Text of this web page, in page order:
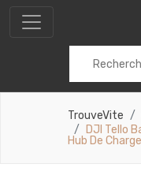
TrouveVite
DJI Tello
Hub De